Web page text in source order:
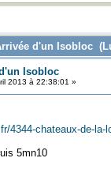
d'un Isobloc
Isobloc
2013 à 22:38:01 »
4344-chateaux-de-la-
5mn10